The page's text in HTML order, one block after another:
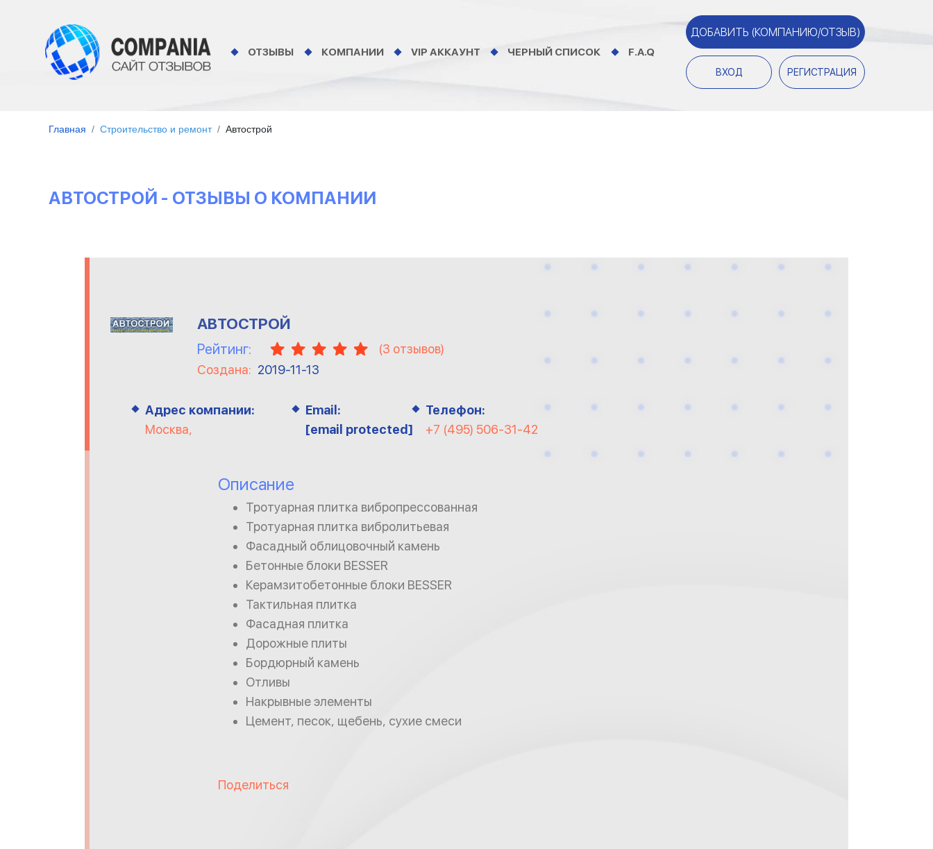
ОТЗЫВЫ КОМПАНИИ VIP АККАУНТ ЧЕРНЫЙ СПИСОК F.A.Q
ДОБАВИТЬ (КОМПАНИЮ/ОТЗЫВ)
ВХОД РЕГИСТРАЦИЯ
Главная Строительство и ремонт Автострой
АВТОСТРОЙ - ОТЗЫВЫ О КОМПАНИИ
АВТОСТРОЙ
Рейтинг: (3 отзывов)
Создана: 2019-11-13
Адрес компании:
Москва,
Email:
[email protected]
Телефон:
+7 (495) 506-31-42
Описание
Тротуарная плитка вибропрессованная
Тротуарная плитка вибролитьевая
Фасадный облицовочный камень
Бетонные блоки BESSER
Керамзитобетонные блоки BESSER
Тактильная плитка
Фасадная плитка
Дорожные плиты
Бордюрный камень
Отливы
Накрывные элементы
Цемент, песок, щебень, сухие смеси
Поделиться